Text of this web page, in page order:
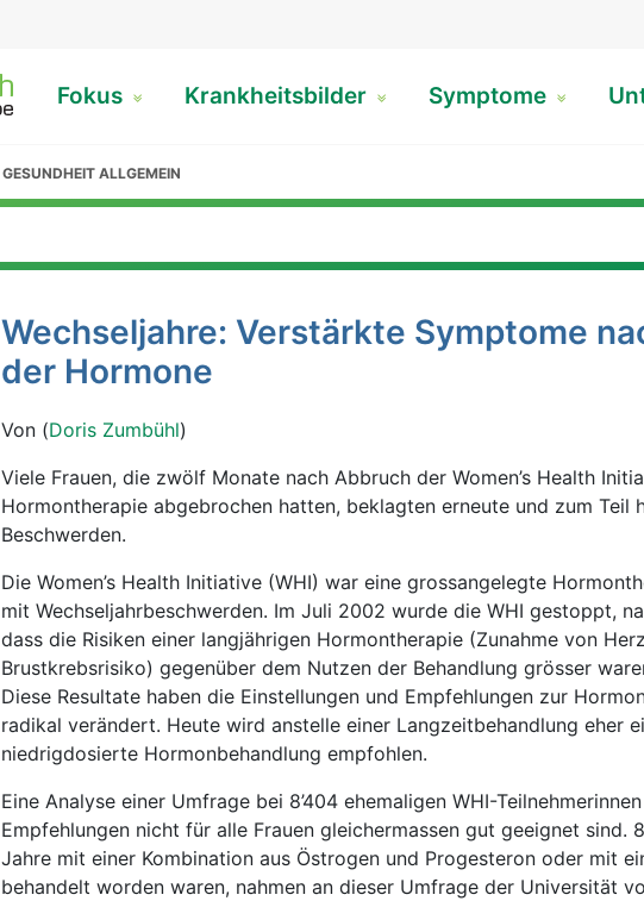
Fokus Krankheitsbilder Symptome
GESUNDHEIT ALLGEMEIN
Wechseljahre: Verstärkte Symptome
der Hormone
Von (Doris Zumbühl)
Viele Frauen, die zwölf Monate nach Abbruch der Women’s Health
Hormontherapie abgebrochen hatten, beklagten erneute und zum Teil
Beschwerden.
Die Women’s Health Initiative (WHI) war eine grossangelegte
mit Wechseljahrbeschwerden. Im Juli 2002 wurde die WHI gestoppt,
dass die Risiken einer langjährigen Hormontherapie (Zunahme von
Brustkrebsrisiko) gegenüber dem Nutzen der Behandlung grösser
Diese Resultate haben die Einstellungen und Empfehlungen zur
radikal verändert. Heute wird anstelle einer Langzeitbehandlung eher
niedrigdosierte Hormonbehandlung empfohlen.
Eine Analyse einer Umfrage bei 8’404 ehemaligen WHI-
Empfehlungen nicht für alle Frauen gleichermassen gut geeignet sind.
Jahre mit einer Kombination aus Östrogen und Progesteron oder mit
behandelt worden waren, nahmen an dieser Umfrage der Universität